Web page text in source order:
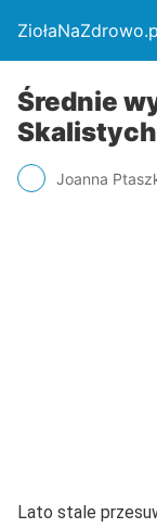
Średnie
Joanna
Lato stale